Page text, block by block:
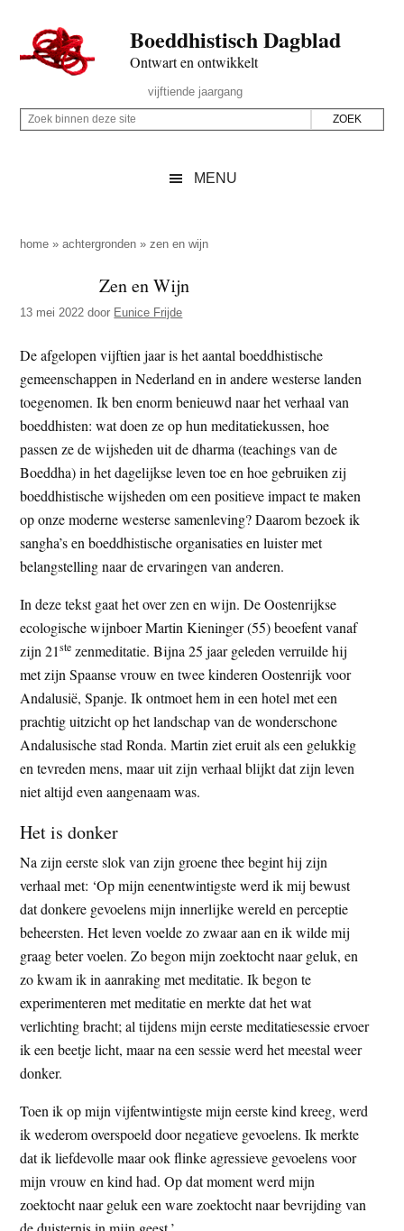
naar
de
inhoud
secondary
naar
de
sidebar
naar
de
Boeddhistisch Dagblad
Ontwart en ontwikkelt
Rechts
vijftiende jaargang
Z
p
z
e
s
i
t
e
Z
i
e
d
e
z
e
s
i
t
e
MENU
home »achtergronden »zen en wijn
Zen en Wijn
13 mei 2022 door Eunice Frijde
De afgelopen vijftien jaar is het aantal boeddhistische
gemeenschappen in Nederland en in andere westerse landen
toegenomen. Ik ben enorm benieuwd naar het verhaal van
boeddhisten: wat doen ze op hun meditatiekussen, hoe
passen ze de wijsheden uit de dharma (teachings van de
Boeddha) in het dagelijkse leven toe en hoe gebruiken zij
boeddhistische wijsheden om een positieve impact te maken
op onze moderne westerse samenleving? Daarom bezoek ik
sangha’s en boeddhistische organisaties en luister met
belangstelling naar de ervaringen van anderen.
In deze tekst gaat het over zen en wijn. De Oostenrijkse
ecologische wijnboer Martin Kieninger (55) beoefent vanaf
zijn 21ste zenmeditatie. Bijna 25 jaar geleden verruilde hij
met zijn Spaanse vrouw en twee kinderen Oostenrijk voor
Andalusië, Spanje. Ik ontmoet hem in een hotel met een
prachtig uitzicht op het landschap van de wonderschone
Andalusische stad Ronda. Martin ziet eruit als een gelukkig
en tevreden mens, maar uit zijn verhaal blijkt dat zijn leven
niet altijd even aangenaam was.
Het is donker
Na zijn eerste slok van zijn groene thee begint hij zijn
verhaal met: ‘Op mijn eenentwintigste werd ik mij bewust
dat donkere gevoelens mijn innerlijke wereld en perceptie
beheersten. Het leven voelde zo zwaar aan en ik wilde mij
graag beter voelen. Zo begon mijn zoektocht naar geluk, en
zo kwam ik in aanraking met meditatie. Ik begon te
experimenteren met meditatie en merkte dat het wat
verlichting bracht; al tijdens mijn eerste meditatiesessie ervoer
ik een beetje licht, maar na een sessie werd het meestal weer
donker.
Toen ik op mijn vijfentwintigste mijn eerste kind kreeg, werd
ik wederom overspoeld door negatieve gevoelens. Ik merkte
dat ik liefdevolle maar ook flinke agressieve gevoelens voor
mijn vrouw en kind had. Op dat moment werd mijn
zoektocht naar geluk een ware zoektocht naar bevrijding van